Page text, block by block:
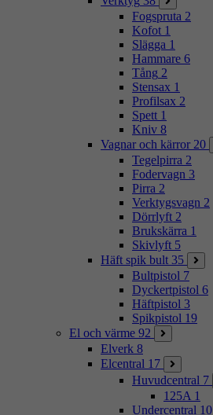
Fogspruta 2
Kofot 1
Slägga 1
Hammare 6
Tång 2
Stensax 1
Profilsax 2
Spett 1
Kniv 8
Vagnar och kärror 20
Tegelpirra 2
Fodervagn 3
Pirra 2
Verktygsvagn 2
Dörrlyft 2
Brukskärra 1
Skivlyft 5
Häft spik bult 35
Bultpistol 7
Dyckertpistol 6
Häftpistol 3
Spikpistol 19
El och värme 92
Elverk 8
Elcentral 17
Huvudcentral 7
125A 1
Undercentral 10